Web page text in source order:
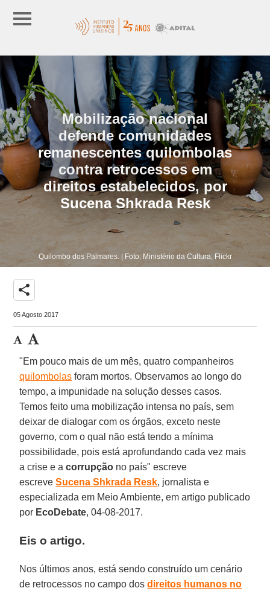
Mobilização nacional
defende comunidades
remanescentes quilombolas
contra retrocessos em
direitos estabelecidos, por
Sucena Shkrada Resk
Quilombo dos Palmares. | Foto: Ministério da Cultura, Flickr
share
05 Agosto 2017
"Em pouco mais de um mês, quatro companheiros
quilombolas foram mortos. Observamos ao longo do
tempo, a impunidade na solução desses casos.
Temos feito uma mobilização intensa no país, sem
deixar de dialogar com os órgãos, exceto neste
governo, com o qual não está tendo a mínima
possibilidade, pois está aprofundando cada vez mais
a crise e acorrupção no país" escreve
escreveSucena Shkrada Resk, jornalista e
especializada em Meio Ambiente, em artigo publicado
por EcoDebate, 04-08-2017.
Eis o artigo.
Nos últimos anos, está sendo construído um cenário
de retrocessos no campo dosdireitos humanos no